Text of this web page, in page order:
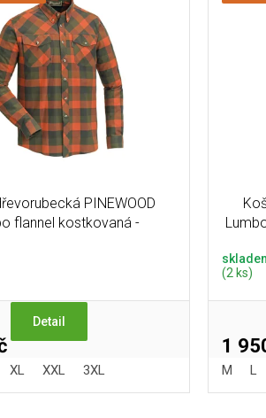
PINEWOOD
flannel kostkovaná -
Detail
XL XXL 3XL
(2 ks)
1
M L